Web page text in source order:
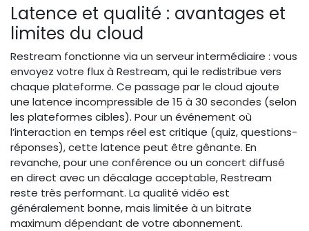
Latence et qualité : avantages et
limites du cloud
Restream fonctionne via un serveur intermédiaire : vous
envoyez votre flux à Restream, qui le redistribue vers
chaque plateforme. Ce passage par le cloud ajoute
une latence incompressible de 15 à 30 secondes (selon
les plateformes cibles). Pour un événement où
l’interaction en temps réel est critique (quiz, questions-
réponses), cette latence peut être gênante. En
revanche, pour une conférence ou un concert diffusé
en direct avec un décalage acceptable, Restream
reste très performant. La qualité vidéo est
généralement bonne, mais limitée à un bitrate
maximum dépendant de votre abonnement.